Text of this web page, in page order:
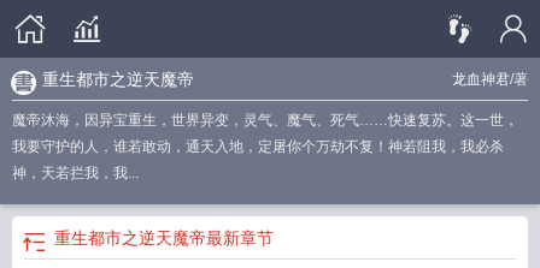
龙血神君/著
重生都市之逆天魔帝
魔帝沐海，因异宝重生，世界异变，灵气、魔气、死气……快速复苏。这一世，
我要守护的人，谁若敢动，通天入地，定屠你个万劫不复！神若阻我，我必杀
神，天若拦我，我...
重生都市之逆天魔帝最新章节